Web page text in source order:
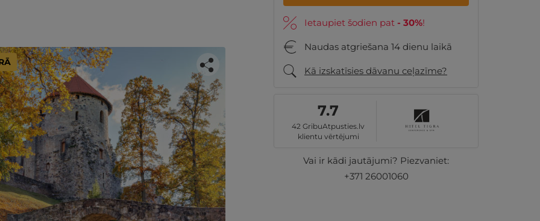
šis piedāvājums?
atpūtai atlikuši tikai daži soļi
Ietaupiet šodien pat - 30%!
Naudas atgriešana 14 dienu laikā
Kā izskatīsies dāvanu ceļazīme?
7.7
42 GribuAtpusties.lv
klientu vērtējumi
Vai ir kādi jautājumi? Piezvaniet:
+371 26001060